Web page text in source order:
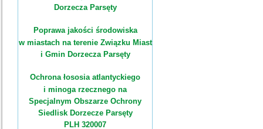
Dorzecza Parsęty
Poprawa jakości środowiska
w miastach na terenie Związku Miast
i Gmin Dorzecza Parsęty
Ochrona łososia atlantyckiego
i minoga rzecznego na
Specjalnym Obszarze Ochrony
Siedlisk Dorzecze Parsęty
PLH 320007